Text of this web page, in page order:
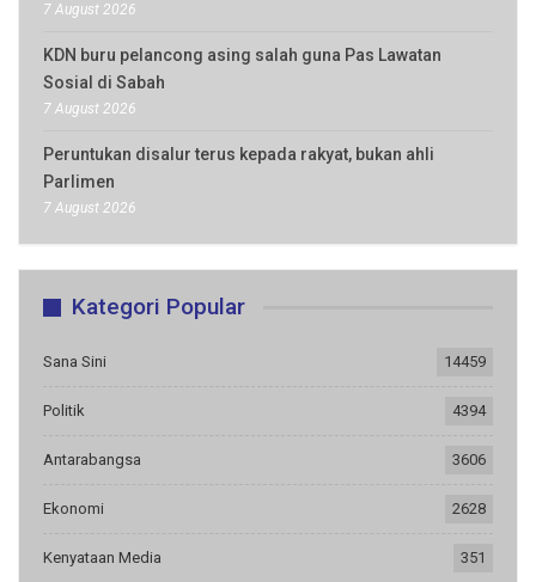
7 August 2026
KDN buru pelancong asing salah guna Pas Lawatan
Sosial di Sabah
7 August 2026
Peruntukan disalur terus kepada rakyat, bukan ahli
Parlimen
7 August 2026
Kategori Popular
Sana Sini 14459
Politik 4394
Antarabangsa 3606
Ekonomi 2628
Kenyataan Media 351